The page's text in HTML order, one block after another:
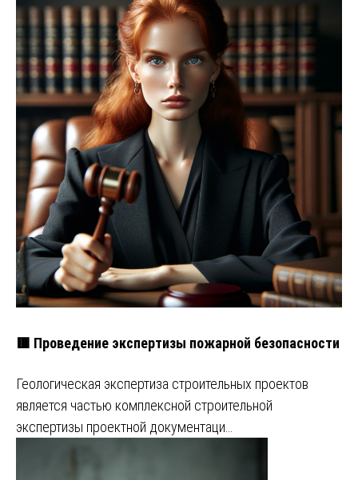
🟥 Проведение экспертизы пожарной безопасности
Геологическая экспертиза строительных проектов
является частью комплексной строительной
экспертизы проектной документаци…